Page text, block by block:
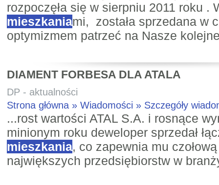
rozpoczęła się w sierpniu 2011 roku .
mieszkaniami, została sprzedana w
optymizmem patrzeć na Nasze
DIAMENT FORBESA DLA ATALA
DP - aktualności
Strona główna » Wiadomości » Szczegóły
...rost wartości ATAL S.A. i rosnące
minionym roku deweloper sprzedał
mieszkania, co zapewnia mu
największych przedsiębiorstw w